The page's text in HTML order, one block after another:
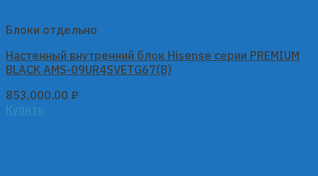
Блоки отдельно
Настенный внутренний блок Hisense серии PREMIUM
BLACK AMS-09UR4SVETG67(B)
853,000.00 ₽
Купить